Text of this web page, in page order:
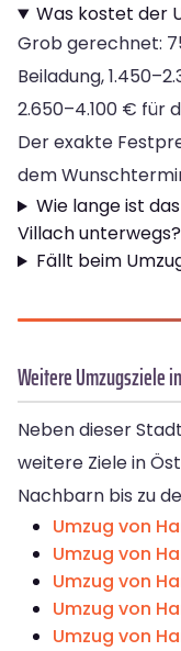
Was kostet der
Grob gerechnet:
Beiladung,
2.650–4.100 € für
Der exakte
dem
Wie lange ist
Villach unterwegs?
Fällt beim
Weitere Umzugsziele
Neben dieser
weitere Ziele in
Nachbarn bis zu
Umzug von
Umzug von
Umzug von
Umzug von
Umzug von